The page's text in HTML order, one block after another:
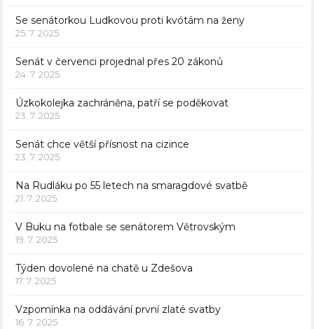
Se senátorkou Ludkovou proti kvótám na ženy
25. 7. 2025
Senát v červenci projednal přes 20 zákonů
24. 7. 2025
Úzkokolejka zachráněna, patří se poděkovat
23. 7. 2025
Senát chce větší přísnost na cizince
23. 7. 2025
Na Rudláku po 55 letech na smaragdové svatbě
21. 7. 2025
V Buku na fotbale se senátorem Větrovským
19. 7. 2025
Týden dovolené na chatě u Zdešova
17. 7. 2025
Vzpomínka na oddávání první zlaté svatby
16. 7. 2025